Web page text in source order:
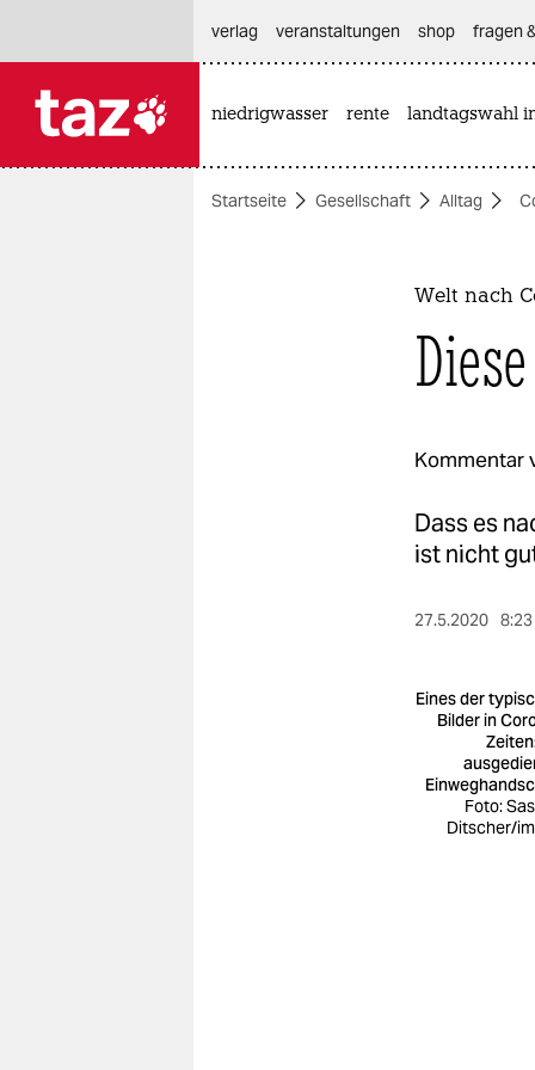
themen
verlag
veranstaltungen shop fragen
niedrigwasser rente landtagswahl
Startseite Gesellschaft Alltag
Welt nach
Kommentar
Dass es
ist nicht
27.5.2020
Eines der
Bilder in
Foto:
Ditscher/